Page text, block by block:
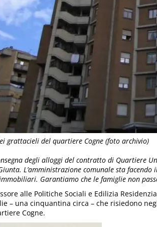
grattacieli del quartiere Cogne (foto archivio)
degli alloggi del contratto di Quartiere
L’amministrazione comunale sta
Garantiamo che le famiglie non
alle Politiche Sociali e Edilizia
– una cinquantina circa – che risiedono
Cogne.